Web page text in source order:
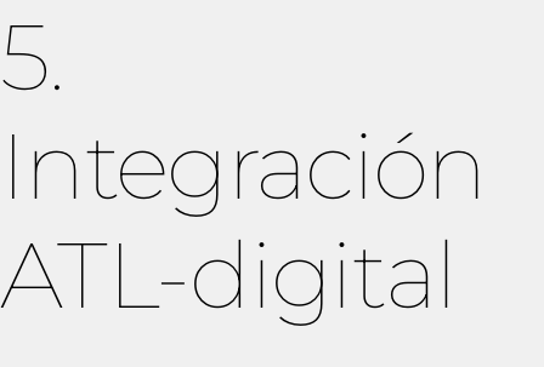
5.
Integración
ATL-digital